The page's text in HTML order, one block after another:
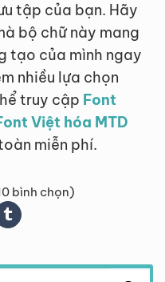
tập của bạn. Hãy
bộ chữ này mang
tạo của mình ngay
nhiều lựa chọn
truy cập Font
Việt hóa MTD
miễn phí.
bình chọn)